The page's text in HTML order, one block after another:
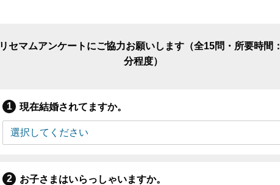
リセマムアンケートにご協力お願いします（全15問・所要時間
分程度）
現在結婚されてますか。
お子さまはいらっしゃいますか。